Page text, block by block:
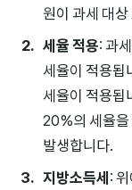
원이 과세 대
세율 적용: 과
세율이 적용됩
세율이 적용
20%의 세율
발생합니다.
지방소득세: